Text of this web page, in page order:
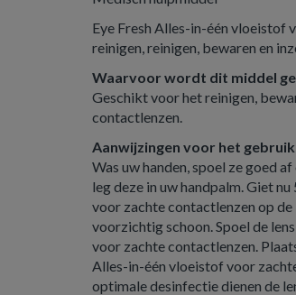
Eye Fresh Alles-in-één vloeistof
reinigen, reinigen, bewaren en
Waarvoor wordt dit middel
Geschikt voor het reinigen,
contactlenzen.
Aanwijzingen voor het gebruik
Was uw handen, spoel ze goed
leg deze in uw handpalm. Giet
voor zachte contactlenzen op
voorzichtig schoon. Spoel de
voor zachte contactlenzen.
Alles-in-één vloeistof voor
optimale desinfectie dienen de